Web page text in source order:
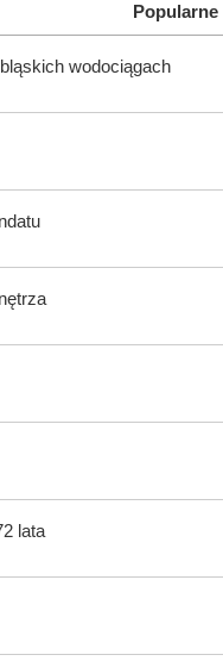
Popularne
wodociągach
lata